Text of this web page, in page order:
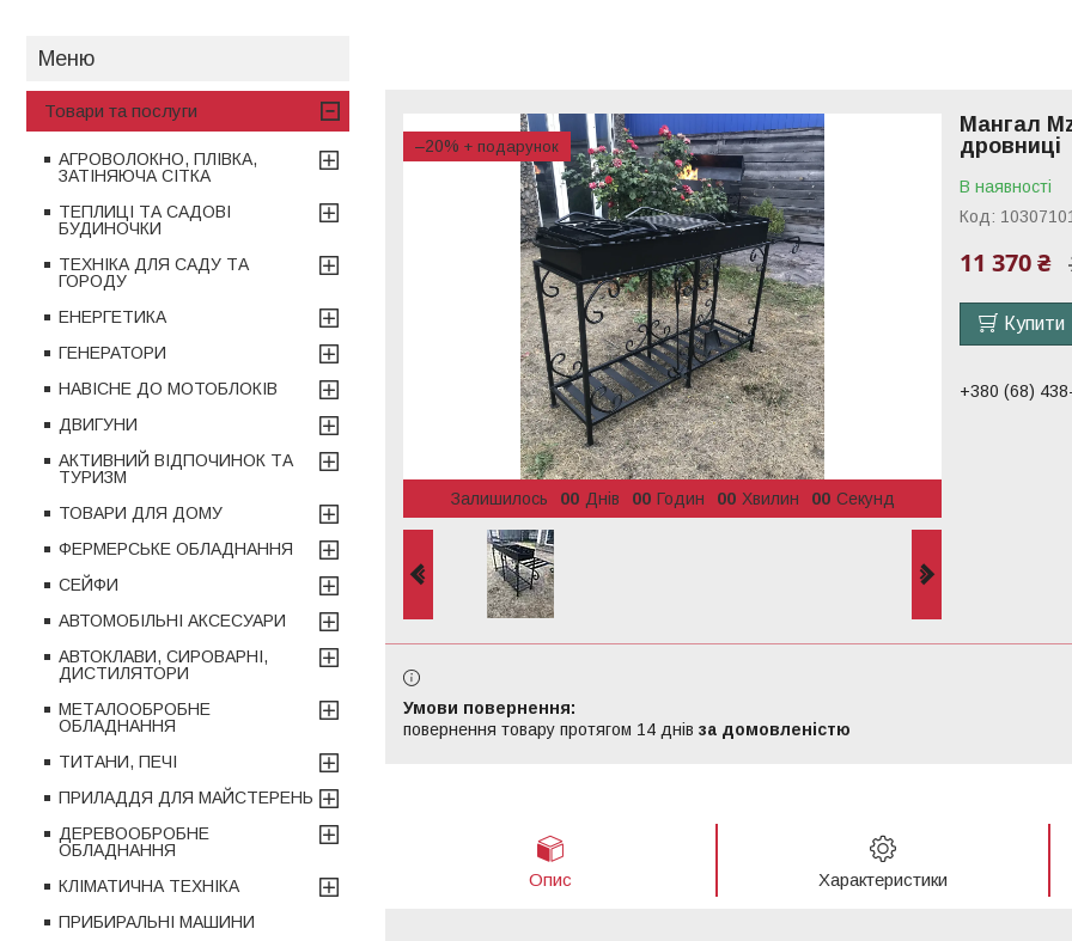
–20%
Залишилось 00 Днів 00 Годин 00 Хвилин 00 Секунд
Мангал
дровниці
В наявності
Код:
11 370 ₴
Купити
+380 (68)
повернення товару протягом 14 днів за домовленістю
Опис Характеристики
Товари та послуги
АГРОВОЛОКНО, ПЛІВКА,
ЗАТІНЯЮЧА СІТКА
ТЕПЛИЦІ ТА САДОВІ
БУДИНОЧКИ
ТЕХНІКА ДЛЯ САДУ ТА
ГОРОДУ
ЕНЕРГЕТИКА
ГЕНЕРАТОРИ
НАВІСНЕ ДО МОТОБЛОКІВ
ДВИГУНИ
АКТИВНИЙ ВІДПОЧИНОК ТА
ТУРИЗМ
ТОВАРИ ДЛЯ ДОМУ
ФЕРМЕРСЬКЕ ОБЛАДНАННЯ
СЕЙФИ
АВТОМОБІЛЬНІ АКСЕСУАРИ
АВТОКЛАВИ, СИРОВАРНІ,
ДИСТИЛЯТОРИ
МЕТАЛООБРОБНЕ
ОБЛАДНАННЯ
ТИТАНИ, ПЕЧІ
ПРИЛАДДЯ ДЛЯ МАЙСТЕРЕНЬ
ДЕРЕВООБРОБНЕ
ОБЛАДНАННЯ
КЛІМАТИЧНА ТЕХНІКА
ПРИБИРАЛЬНІ МАШИНИ